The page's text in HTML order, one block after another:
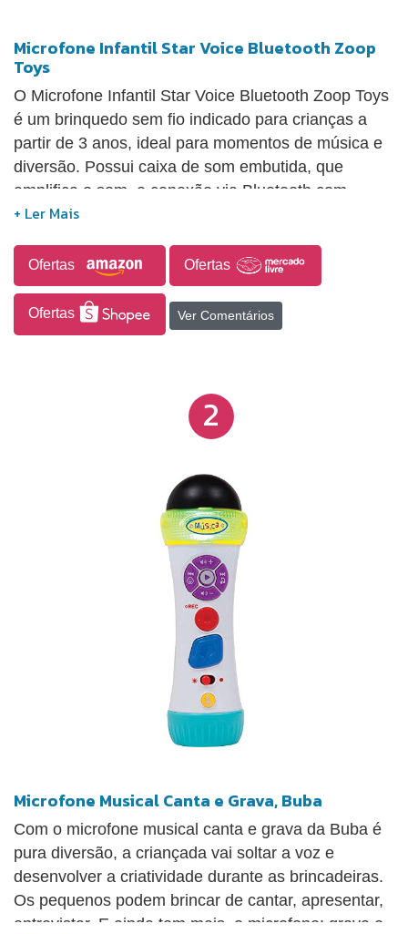
Microfone Infantil Star Voice Bluetooth Zoop
Toys
O Microfone Infantil Star Voice Bluetooth Zoop Toys
é um brinquedo sem fio indicado para crianças a
partir de 3 anos, ideal para momentos de música e
diversão. Possui caixa de som embutida, que
amplifica o som, e conexão via Bluetooth com
celular ou tablet. Conta ainda com controle de mixer
recarregável por cabo USB, já incluso no conjunto.
Ofertas Ofertas
Ofertas Ver Comentários
2
Microfone Musical Canta e Grava, Buba
Com o microfone musical canta e grava da Buba é
pura diversão, a criançada vai soltar a voz e
desenvolver a criatividade durante as brincadeiras.
Os pequenos podem brincar de cantar, apresentar,
entrevistar. E ainda tem mais, o microfone: grava e